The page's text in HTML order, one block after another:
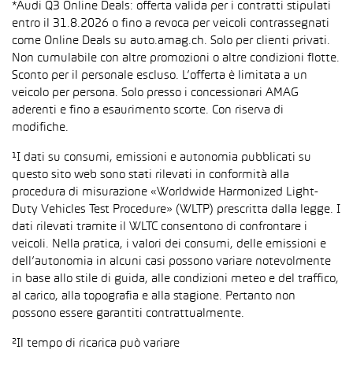
*Audi Q3 Online Deals: offerta valida per i contratti stipulati
entro il 31.8.2026 o fino a revoca per veicoli contrassegnati
come Online Deals su auto.amag.ch. Solo per clienti privati.
Non cumulabile con altre promozioni o altre condizioni flotte.
Sconto per il personale escluso. L’offerta è limitata a un
veicolo per persona. Solo presso i concessionari AMAG
aderenti e fino a esaurimento scorte. Con riserva di
modifiche.
¹I dati su consumi, emissioni e autonomia pubblicati su
questo sito web sono stati rilevati in conformità alla
procedura di misurazione «Worldwide Harmonized Light-
Duty Vehicles Test Procedure» (WLTP) prescritta dalla legge. I
dati rilevati tramite il WLTC consentono di confrontare i
veicoli. Nella pratica, i valori dei consumi, delle emissioni e
dell’autonomia in alcuni casi possono variare notevolmente
in base allo stile di guida, alle condizioni meteo e del traffico,
al carico, alla topografia e alla stagione. Pertanto non
possono essere garantiti contrattualmente.
²Il tempo di ricarica può variare